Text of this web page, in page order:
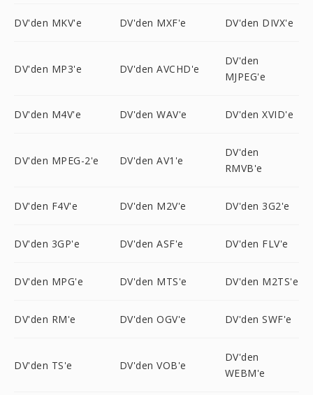
DV'den MKV'e DV'den MXF'e DV'den DIVX'e
DV'den MP3'e DV'den AVCHD'e
DV'den
MJPEG'e
DV'den M4V'e DV'den WAV'e DV'den XVID'e
DV'den MPEG-2'e DV'den AV1'e
DV'den
RMVB'e
DV'den F4V'e DV'den M2V'e DV'den 3G2'e
DV'den 3GP'e DV'den ASF'e DV'den FLV'e
DV'den MPG'e DV'den MTS'e DV'den M2TS'e
DV'den RM'e DV'den OGV'e DV'den SWF'e
DV'den TS'e DV'den VOB'e
DV'den
WEBM'e